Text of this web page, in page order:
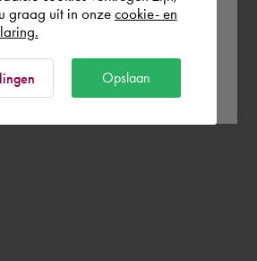
graag uit in onze cookie- en
Opslaan